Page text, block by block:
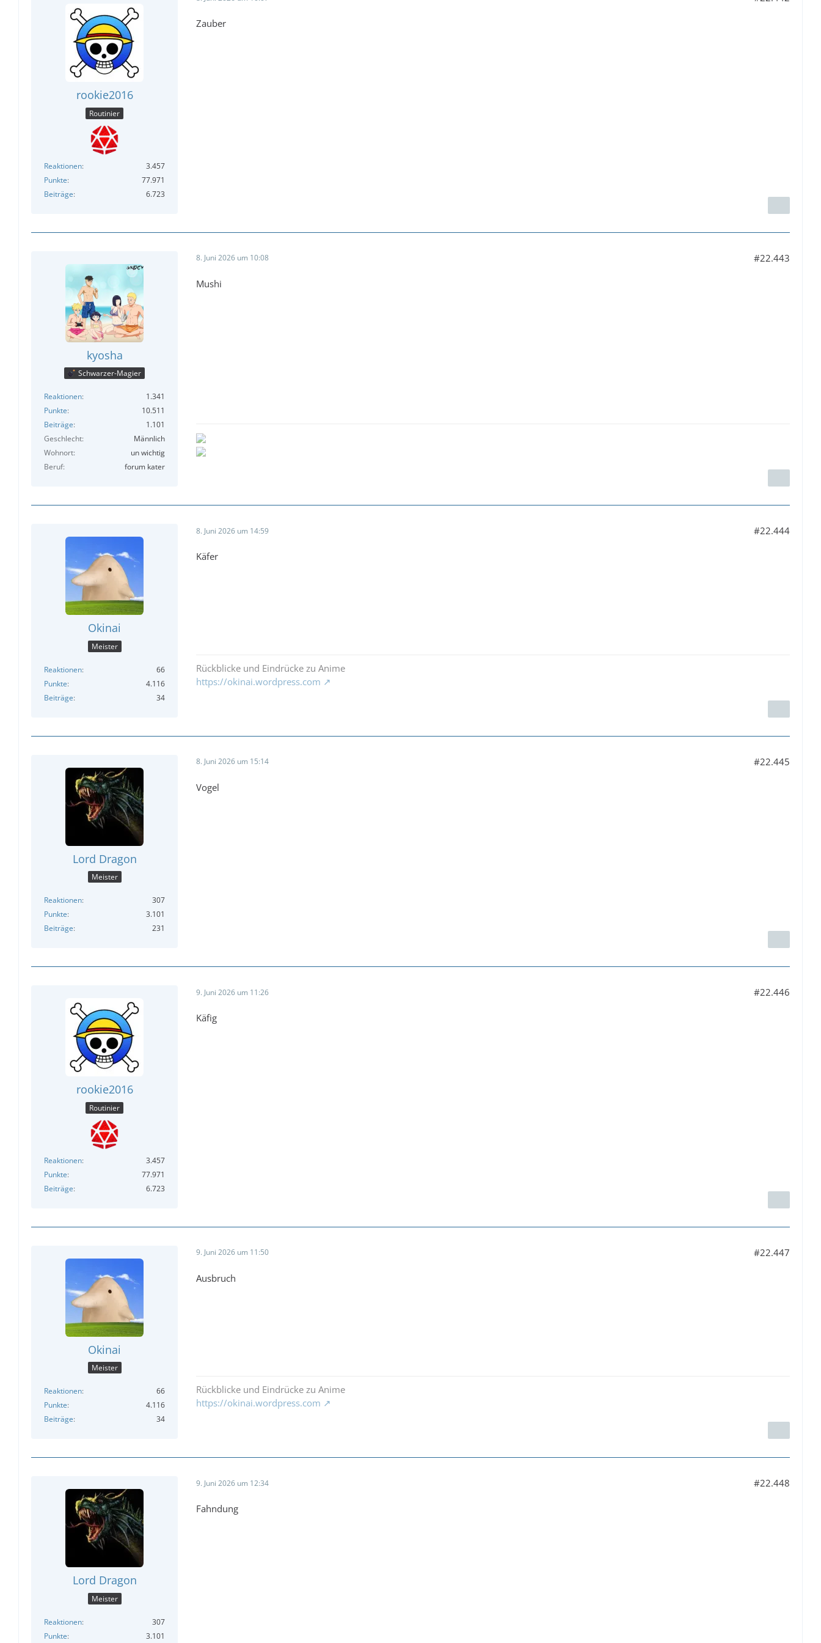
rookie2016
Routinier
Reaktionen
3.457
Punkte
77.971
Beiträge
6.723
Zauber
kyosha
Schwarzer-Magier
Reaktionen
1.341
Punkte
10.511
Beiträge
1.101
Geschlecht
Männlich
Wohnort
un wichtig
Beruf
forum kater
8. Juni 2026 um 10:08 #22.443
Mushi
Okinai
Meister
Reaktionen
66
Punkte
4.116
Beiträge
34
8. Juni 2026 um 14:59 #22.444
Käfer
Rückblicke und Eindrücke zu Anime
https://okinai.wordpress.com
Lord Dragon
Meister
Reaktionen
307
Punkte
3.101
Beiträge
231
8. Juni 2026 um 15:14 #22.445
Vogel
rookie2016
Routinier
Reaktionen
3.457
Punkte
77.971
Beiträge
6.723
9. Juni 2026 um 11:26 #22.446
Käfig
Okinai
Meister
Reaktionen
66
Punkte
4.116
Beiträge
34
9. Juni 2026 um 11:50 #22.447
Ausbruch
Rückblicke und Eindrücke zu Anime
https://okinai.wordpress.com
Lord Dragon
Meister
Reaktionen
307
Punkte
3.101
9. Juni 2026 um 12:34 #22.448
Fahndung